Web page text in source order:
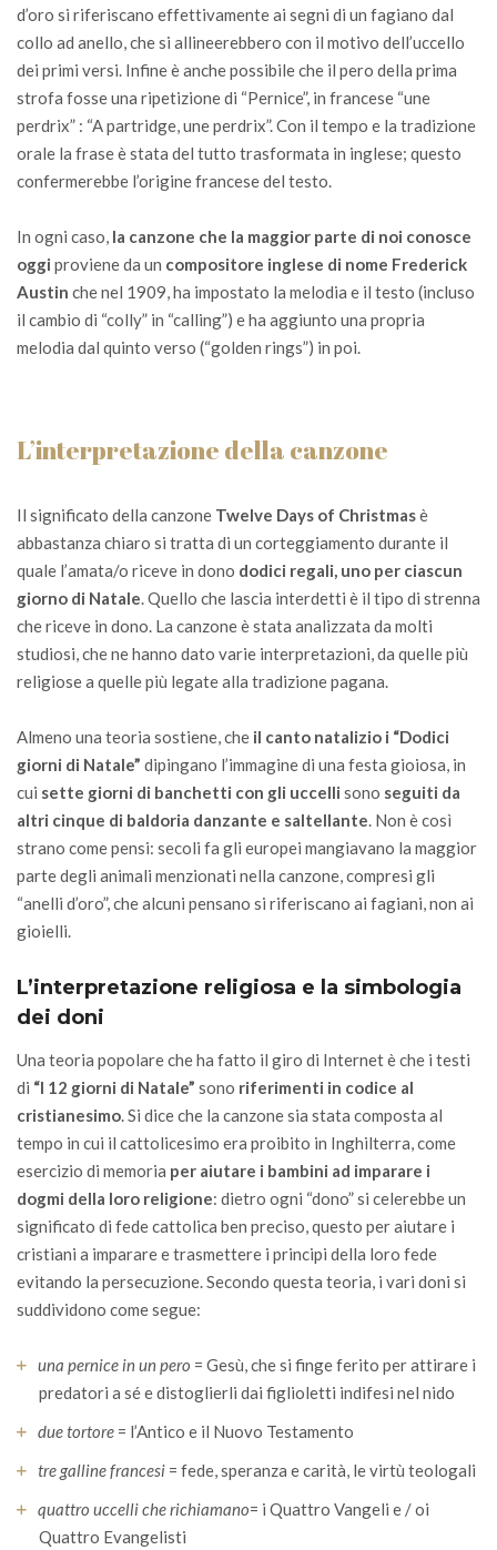
d’oro si riferiscano effettivamente ai segni di un fagiano dal
collo ad anello, che si allineerebbero con il motivo dell’uccello
dei primi versi. Infine è anche possibile che il pero della prima
strofa fosse una ripetizione di “Pernice”, in francese “une
perdrix” : “A partridge, une perdrix”. Con il tempo e la tradizione
orale la frase è stata del tutto trasformata in inglese; questo
confermerebbe l’origine francese del testo.
In ogni caso, la canzone che la maggior parte di noi conosce
oggi proviene da un compositore inglese di nome Frederick
Austin che nel 1909, ha impostato la melodia e il testo (incluso
il cambio di “colly” in “calling”) e ha aggiunto una propria
melodia dal quinto verso (“golden rings”) in poi.
L’interpretazione della canzone
Il significato della canzone Twelve Days of Christmasè
abbastanza chiaro si tratta di un corteggiamento durante il
quale l’amata/o riceve in dono dodici regali, uno per ciascun
giorno di Natale. Quello che lascia interdetti è il tipo di strenna
che riceve in dono. La canzone è stata analizzata da molti
studiosi, che ne hanno dato varie interpretazioni, da quelle più
religiose a quelle più legate alla tradizione pagana.
Almeno una teoria sostiene, che il canto natalizio i “Dodici
giorni di Natale” dipingano l’immagine di una festa gioiosa, in
cui sette giorni di banchetti con gli uccelli sono seguiti da
altri cinque di baldoria danzante e saltellante. Non è così
strano come pensi: secoli fa gli europei mangiavano la maggior
parte degli animali menzionati nella canzone, compresi gli
“anelli d’oro”, che alcuni pensano si riferiscano ai fagiani, non ai
gioielli.
L’interpretazione religiosa e la simbologia
dei doni
Una teoria popolare che ha fatto il giro di Internet è che i testi
di “I 12 giorni di Natale” sono riferimenti in codice al
cristianesimo. Si dice che la canzone sia stata composta al
tempo in cui il cattolicesimo era proibito in Inghilterra, come
esercizio di memoria per aiutare i bambini ad imparare i
dogmi della loro religione: dietro ogni “dono” si celerebbe un
significato di fede cattolica ben preciso, questo per aiutare i
cristiani a imparare e trasmettere i principi della loro fede
evitando la persecuzione. Secondo questa teoria, i vari doni si
suddividono come segue:
una pernice in un pero = Gesù, che si finge ferito per attirare i
predatori a sé e distoglierli dai figlioletti indifesi nel nido
due tortore = l’Antico e il Nuovo Testamento
tre galline francesi = fede, speranza e carità, le virtù teologali
quattro uccelli che richiamano= i Quattro Vangeli e / oi
Quattro Evangelisti